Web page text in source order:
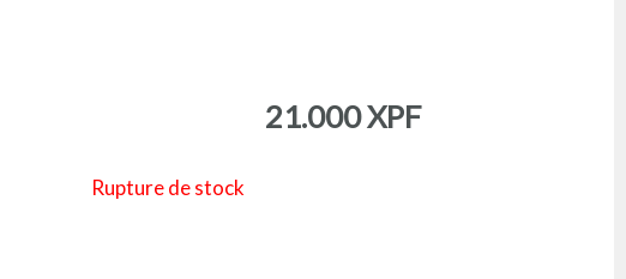
21.000XPF
Rupture de stock